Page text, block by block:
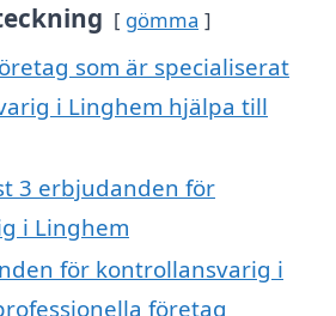
gömma
som är specialiserat
i Linghem hjälpa till
3 erbjudanden för
i Linghem
för kontrollansvarig i
företag